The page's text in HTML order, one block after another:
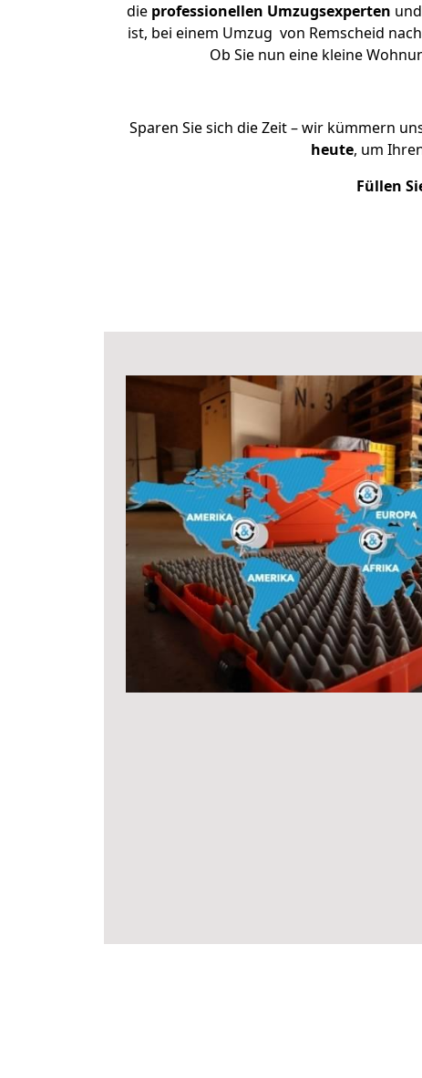
die professionellen Umzugsexperten
ist, bei einem Umzug von Remscheid
Ob Sie nun eine kleine
Sparen Sie sich die Zeit – wir kümmern
heute, um
Füllen